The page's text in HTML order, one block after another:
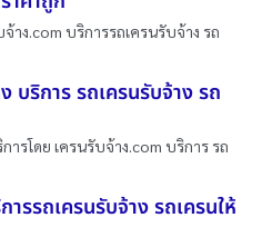
าง.com บริการรถเครนรับจ้าง รถ
บริการ รถเครนรับจ้าง รถ
รโดย เครนรับจ้าง.com บริการ รถ
รรถเครนรับจ้าง รถเครนให้